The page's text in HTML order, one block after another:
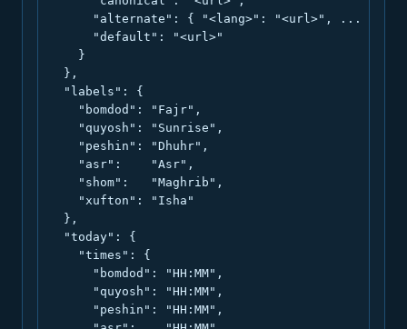
      "alternate": { "<lang>": "<url>", ... },
      "default": "<url>"
    }
  },
  "labels": {
    "bomdod": "Fajr",
    "quyosh": "Sunrise",
    "peshin": "Dhuhr",
    "asr":    "Asr",
    "shom":   "Maghrib",
    "xufton": "Isha"
  },
  "today": {
    "times": {
      "bomdod": "HH:MM",
      "quyosh": "HH:MM",
      "peshin": "HH:MM",